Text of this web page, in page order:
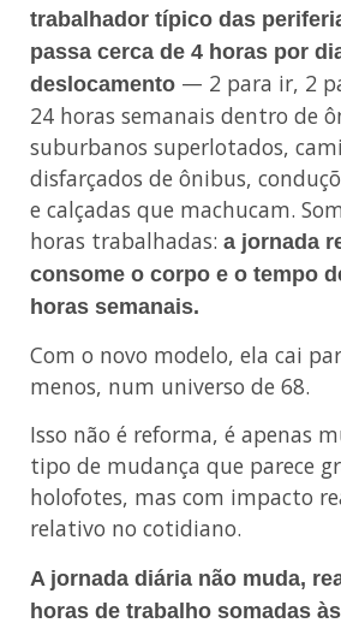
trabalhador típico das
passa cerca de 4 horas por
deslocamento — 2 para ir, 2
24 horas semanais dentro de
suburbanos superlotados,
disfarçados de ônibus,
e calçadas que machucam.
horas trabalhadas: a jornada
consome o corpo e o tempo
horas semanais.
Com o novo modelo, ela cai
menos, num universo de 68.
Isso não é reforma, é apenas
tipo de mudança que parece
holofotes, mas com impacto
relativo no cotidiano.
A jornada diária não muda,
horas de trabalho somadas